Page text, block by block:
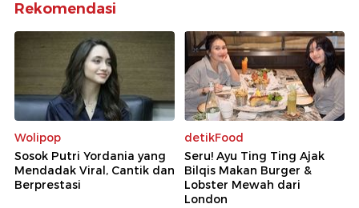
Rekomendasi
Wolipop
Sosok Putri Yordania yang
Mendadak Viral, Cantik dan
Berprestasi
detikFood
Seru! Ayu Ting Ting Ajak
Bilqis Makan Burger &
Lobster Mewah dari
London